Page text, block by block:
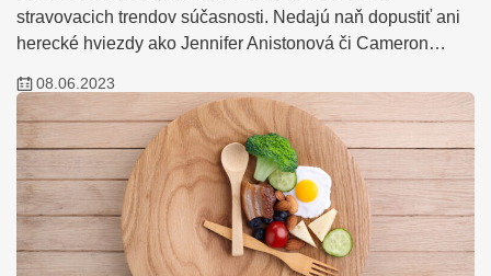
stravovacich trendov súčasnosti. Nedajú naň dopustiť ani
herecké hviezdy ako Jennifer Anistonová či Cameron…
08.06.2023